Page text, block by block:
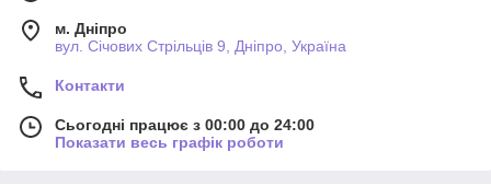
м. Дніпро
вул. Січових Стрільців 9, Дніпро, Україна
Контакти
Сьогодні працює з 00:00 до 24:00
Показати весь графік роботи